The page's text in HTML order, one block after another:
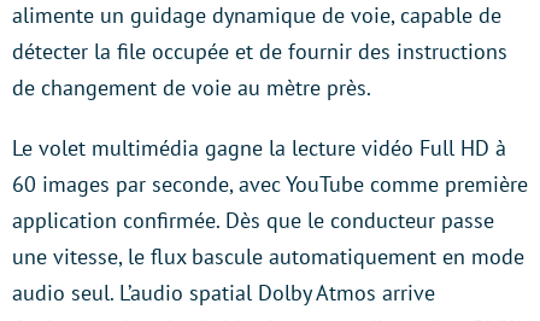
alimente un guidage dynamique de voie, capable de
détecter la file occupée et de fournir des instructions
de changement de voie au mètre près.
Le volet multimédia gagne la lecture vidéo Full HD à
60 images par seconde, avec YouTube comme première
application confirmée. Dès que le conducteur passe
une vitesse, le flux bascule automatiquement en mode
audio seul. L’audio spatial Dolby Atmos arrive